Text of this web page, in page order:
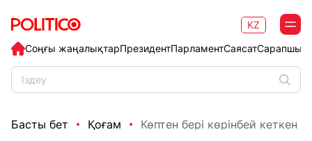
Соңғы жаңалықтарПрезидентПарламентСаясат
KZ
Басты бет Қоғам Көптен бері көрінбей кеткен